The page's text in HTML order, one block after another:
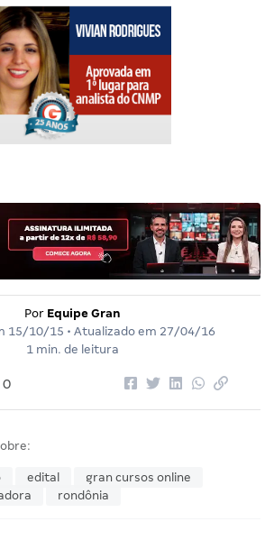
Por Equipe Gran
15/10/15 • Atualizado em 27/04/16
1 min. de leitura
0
edital
gran cursos online
rondônia